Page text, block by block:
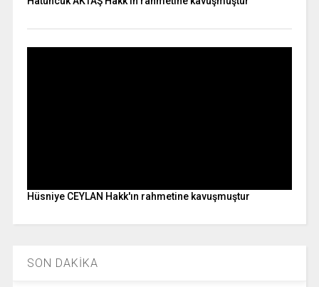
Hüsniye CEYLAN Hakk'ın rahmetine kavuşmuştur
SON DAKİKA